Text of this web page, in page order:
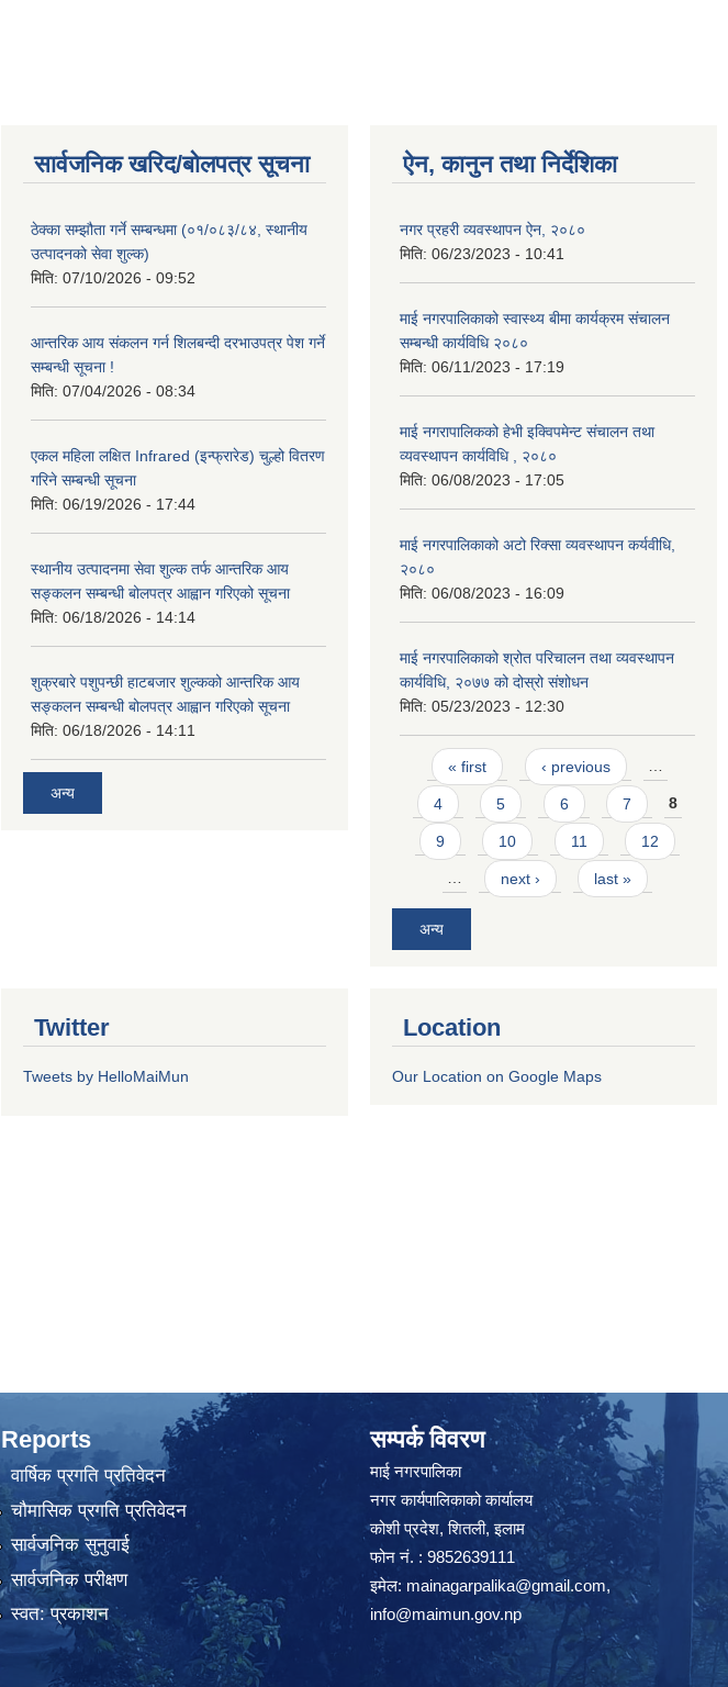
सार्वजनिक खरिद/बोलपत्र सूचना
ठेक्का सम्झौता गर्ने सम्बन्धमा (०१/०८३/८४, स्थानीय
उत्पादनको सेवा शुल्क)
मिति: 07/10/2026 - 09:52
आन्तरिक आय संकलन गर्न शिलबन्दी दरभाउपत्र पेश गर्ने
सम्बन्धी सूचना !
मिति: 07/04/2026 - 08:34
एकल महिला लक्षित Infrared (इन्फ्रारेड) चुल्हो वितरण
गरिने सम्बन्धी सूचना
मिति: 06/19/2026 - 17:44
स्थानीय उत्पादनमा सेवा शुल्क तर्फ आन्तरिक आय
सङ्कलन सम्बन्धी बोलपत्र आह्वान गरिएको सूचना
मिति: 06/18/2026 - 14:14
शुक्रबारे पशुपन्छी हाटबजार शुल्कको आन्तरिक आय
सङ्कलन सम्बन्धी बोलपत्र आह्वान गरिएको सूचना
मिति: 06/18/2026 - 14:11
अन्य
ऐन, कानुन तथा निर्देशिका
नगर प्रहरी व्यवस्थापन ऐन, २०८०
मिति: 06/23/2023 - 10:41
माई नगरपालिकाको स्वास्थ्य बीमा कार्यक्रम संचालन
सम्बन्धी कार्यविधि २०८०
मिति: 06/11/2023 - 17:19
माई नगरापालिकको हेभी इक्विपमेन्ट संचालन तथा
व्यवस्थापन कार्यविधि , २०८०
मिति: 06/08/2023 - 17:05
माई नगरपालिकाको अटो रिक्सा व्यवस्थापन कर्यवीधि,
२०८०
मिति: 06/08/2023 - 16:09
माई नगरपालिकाको श्रोत परिचालन तथा व्यवस्थापन
कार्यविधि, २०७७ को दोस्रो संशोधन
मिति: 05/23/2023 - 12:30
Pages
« first ‹ previous …
4 5 6 7 8
9 10 11 12
… next › last »
अन्य
Twitter
Tweets by HelloMaiMun
Location
Our Location on Google Maps
Reports
वार्षिक प्रगति प्रतिवेदन
चौमासिक प्रगति प्रतिवेदन
सार्वजनिक सुनुवाई
सार्वजनिक परीक्षण
स्वत: प्रकाशन
सम्पर्क विवरण
माई नगरपालिका
नगर कार्यपालिकाको कार्यालय
कोशी प्रदेश, शितली, इलाम
फोन नं. : 9852639111
इमेल: mainagarpalika@gmail.com,
info@maimun.gov.np